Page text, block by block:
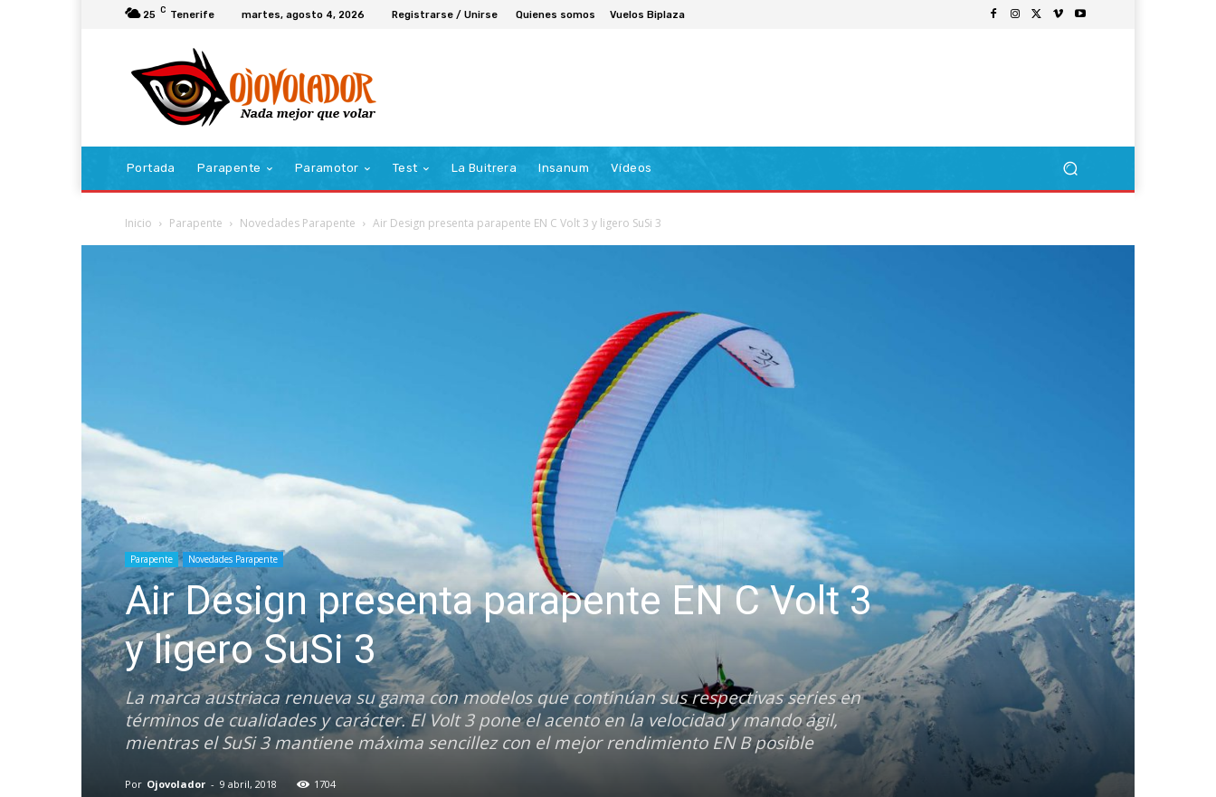
25 C Tenerife martes, agosto 4, 2026 Registrarse / Unirse Quienes somos Vuelos Biplaza
Portada Parapente Paramotor Test La Buitrera Insanum Vídeos
Inicio Parapente Novedades Parapente Air Design presenta parapente EN C Volt 3 y ligero SuSi 3
Parapente Novedades Parapente
Air Design presenta parapente EN C Volt 3
y ligero SuSi 3
La marca austriaca renueva su gama con modelos que continúan sus respectivas series en
términos de cualidades y carácter. El Volt 3 pone el acento en la velocidad y mando ágil,
mientras el SuSi 3 mantiene máxima sencillez con el mejor rendimiento EN B posible
Por Ojovolador - 9 abril, 2018 1704